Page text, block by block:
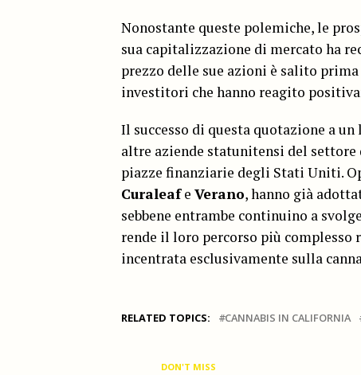
Nonostante queste polemiche, le
sua capitalizzazione di mercato ha
prezzo delle sue azioni è salito
investitori che hanno reagito
Il successo di questa quotazione a
altre aziende statunitensi del settore
piazze finanziarie degli Stati Uniti.
Curaleafe Verano, hanno già
sebbene entrambe continuino a
rende il loro percorso più complesso
incentrata esclusivamente sulla
RELATED TOPICS: CANNABIS IN CALIFORNIA
DON'T MISS